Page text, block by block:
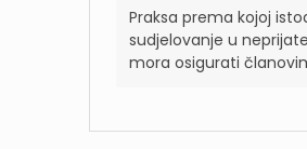
Praksa prema kojoj
sudjelovanje u
mora osigurati